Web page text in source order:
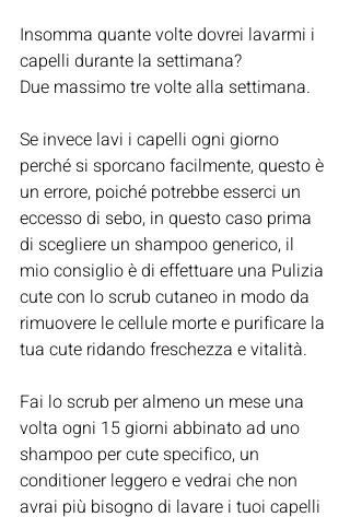
Insomma quante volte dovrei lavarmi i
capelli durante la settimana?
Due massimo tre volte alla settimana.
Se invece lavi i capelli ogni giorno
perché si sporcano facilmente, questo è
un errore, poiché potrebbe esserci un
eccesso di sebo, in questo caso prima
di scegliere un shampoo generico, il
mio consiglio è di effettuare una Pulizia
cute con lo scrub cutaneo in modo da
rimuovere le cellule morte e purificare la
tua cute ridando freschezza e vitalità.
Fai lo scrub per almeno un mese una
volta ogni 15 giorni abbinato ad uno
shampoo per cute specifico, un
conditioner leggero e vedrai che non
avrai più bisogno di lavare i tuoi capelli